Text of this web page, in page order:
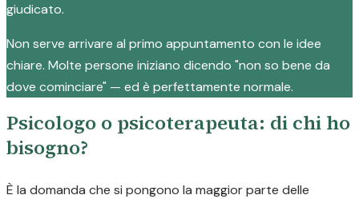
giudicato.
Non serve arrivare al primo appuntamento con le idee
chiare. Molte persone iniziano dicendo "non so bene da
dove cominciare" — ed è perfettamente normale.
Psicologo o psicoterapeuta: di chi ho
bisogno?
È la domanda che si pongono la maggior parte delle